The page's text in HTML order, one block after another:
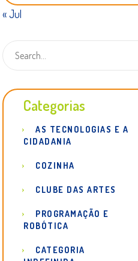
« Jul
Categorias
AS TECNOLOGIAS E A
CIDADANIA
COZINHA
CLUBE DAS ARTES
PROGRAMAÇÃO E
ROBÓTICA
CATEGORIA